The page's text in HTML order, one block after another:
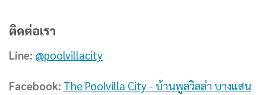
ติดต่อเรา
Line: @poolvillacity
Facebook: The Poolvilla City - บ้านพูลวิลล่า บางแสน